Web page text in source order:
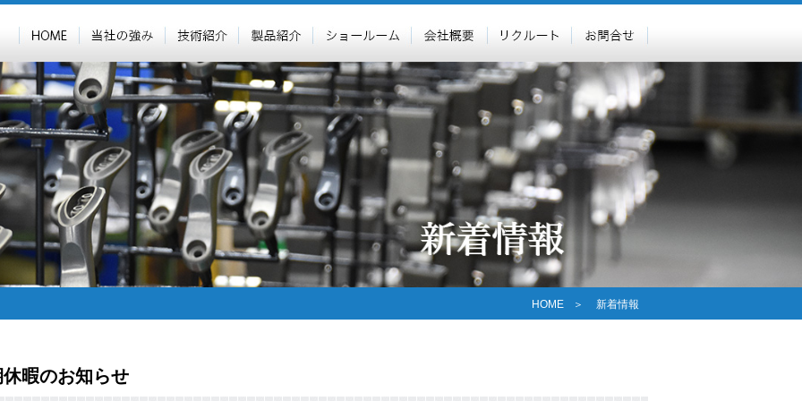
HOME ＞ 新着情報
暇のお知らせ